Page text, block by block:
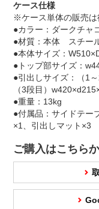
ケース仕様
※ケース単体の販売は
●カラー：ダークチャ
●材質：本体 スチー
●本体サイズ：
●トップ部サイズ：
●引出しサイズ：（1
（3段目）
●重量：13kg
●付属品：サイドテー
×1、引出しマット×3
ご購入はこちら